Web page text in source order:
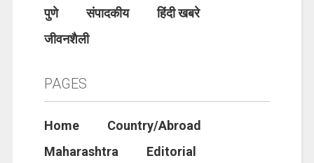
पुणे
संपादकीय
हिंदी खबरे
जीवनशैली
PAGES
Home
Country/Abroad
Maharashtra
Editorial